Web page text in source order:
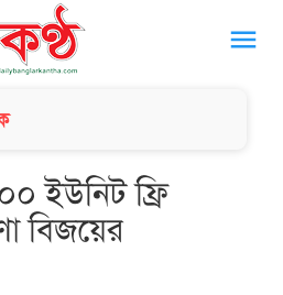
menu
ইউনিট ফ্রি
বিজয়ের